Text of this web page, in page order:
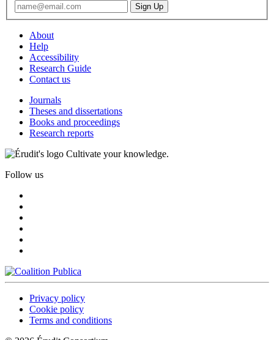
About
Help
Accessibility
Research Guide
Contact us
Journals
Theses and dissertations
Books and proceedings
Research reports
Cultivate your knowledge.
Follow us
Privacy policy
Cookie policy
Terms and conditions